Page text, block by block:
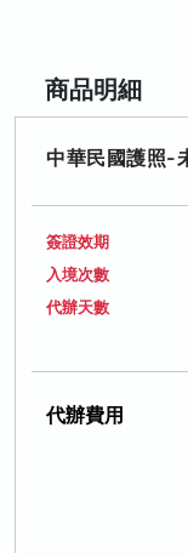
商品明細
中華民國護照-
簽證效期
入境次數
代辦天數
代辦費用